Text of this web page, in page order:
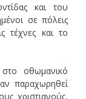
και του
σε πόλεις
τέχνες και το
στο οθωμανικό
παραχωρηθεί
χριστιανούς,